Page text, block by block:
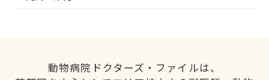
動物病院ドクターズ・ファイルは、